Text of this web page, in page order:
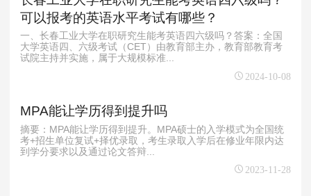
可以报考的英语水平考试有哪些？
一、长春工业大学在职研究生能考英语四六级吗？答案：全国
大学英语四、六级考试（CET）由教育部主办，教育部教育考
试院主持并实施，属于大规模标准...
2024-10-08
MPA能让学历得到提升吗
摘要：MPA能让学历得到提升。MPA硕士的入学模式为全国统
考+招生单位复试+择优录取，考生录取入学后在修业年限内达
到学分要求以及通过论文答辩...
2023-11-28